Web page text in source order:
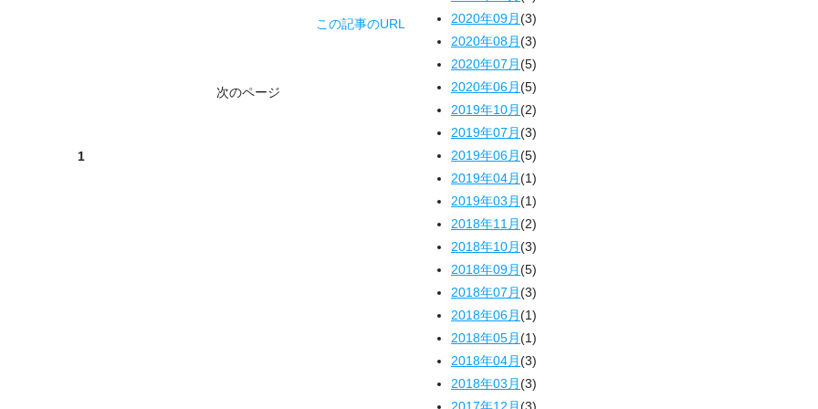
この記事のURL
次のページ
1
2020年09月(3)
2020年08月(3)
2020年07月(5)
2020年06月(5)
2019年10月(2)
2019年07月(3)
2019年06月(5)
2019年04月(1)
2019年03月(1)
2018年11月(2)
2018年10月(3)
2018年09月(5)
2018年07月(3)
2018年06月(1)
2018年05月(1)
2018年04月(3)
2018年03月(3)